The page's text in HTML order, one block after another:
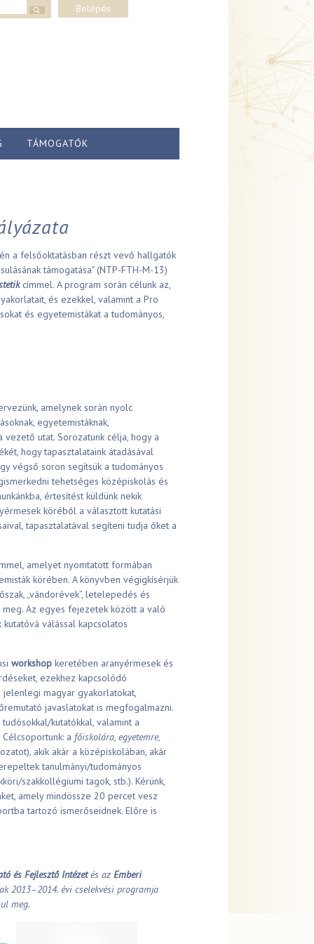
Belépés
TÁMOGATÓK
a felsőoktatásban részt vevő hallgatók
támogatása" (NTP-FTH-M-13)
címmel. A program során célunk az,
és ezekkel, valamint a Pro
és egyetemistákat a tudományos,
amelynek során nyolc
egyetemistáknak,
utat. Sorozatunk célja, hogy a
hogy tapasztalataink átadásával
végső soron segítsük a tudományos
tehetséges középiskolás és
értesítést küldünk nekik
köréből a választott kutatási
tapasztalatával segíteni tudja őket a
amelyet nyomtatott formában
körében. A könyvben végigkísérjük
„vándorévek”, letelepedés és
Az egyes fejezetek között a való
válással kapcsolatos
workshop keretében aranyérmesek és
ezekhez kapcsolódó
jelenlegi magyar gyakorlatokat,
javaslatokat is megfogalmazni.
kutatókkal, valamint a
a főiskolára, egyetemre,
akik akár a középiskolában, akár
tanulmányi/tudományos
szakkollégiumi tagok, stb.). Kérünk,
amely mindössze 20 percet vesz
tartozó ismerőseidnek. Előre is
és Fejlesztő Intézetés az Emberi
2013–2014. évi cselekvési programja
meg.